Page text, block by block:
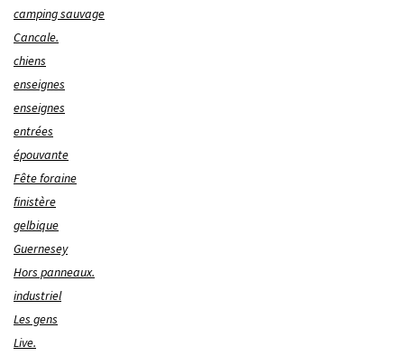
camping sauvage
Cancale.
chiens
enseignes
enseignes
entrées
épouvante
Fête foraine
finistère
gelbique
Guernesey
Hors panneaux.
industriel
Les gens
Live.